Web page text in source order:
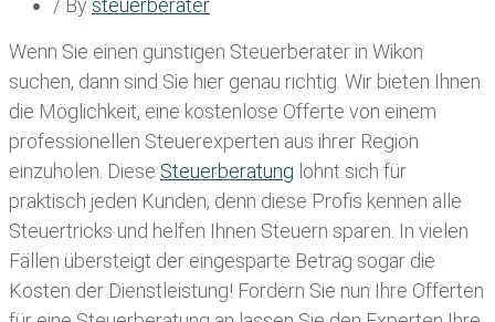
/ By steuerberater
Wenn Sie einen günstigen Steuerberater in Wikon
suchen, dann sind Sie hier genau richtig. Wir bieten Ihnen
die Möglichkeit, eine kostenlose Offerte von einem
professionellen Steuerexperten aus ihrer Region
einzuholen. Diese Steuerberatung lohnt sich für
praktisch jeden Kunden, denn diese Profis kennen alle
Steuertricks und helfen Ihnen Steuern sparen. In vielen
Fällen übersteigt der eingesparte Betrag sogar die
Kosten der Dienstleistung! Fordern Sie nun Ihre Offerten